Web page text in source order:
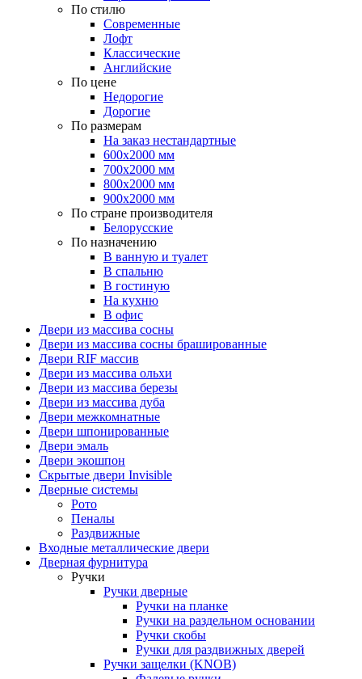
По стилю
Современные
Лофт
Классические
Английские
По цене
Недорогие
Дорогие
По размерам
На заказ нестандартные
600х2000 мм
700х2000 мм
800х2000 мм
900х2000 мм
По стране производителя
Белорусские
По назначению
В ванную и туалет
В спальню
В гостиную
На кухню
В офис
Двери из массива сосны
Двери из массива сосны брашированные
Двери RIF массив
Двери из массива ольхи
Двери из массива березы
Двери из массива дуба
Двери межкомнатные
Двери шпонированные
Двери эмаль
Двери экошпон
Скрытые двери Invisible
Дверные системы
Рото
Пеналы
Раздвижные
Входные металлические двери
Дверная фурнитура
Ручки
Ручки дверные
Ручки на планке
Ручки на раздельном основании
Ручки скобы
Ручки для раздвижных дверей
Ручки защелки (KNOB)